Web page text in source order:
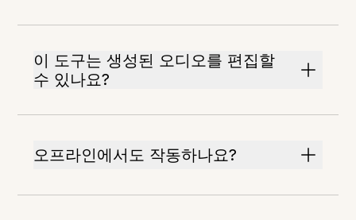
이 도구는 생성된 오디오를 편집할
수 있나요?
오프라인에서도 작동하나요?